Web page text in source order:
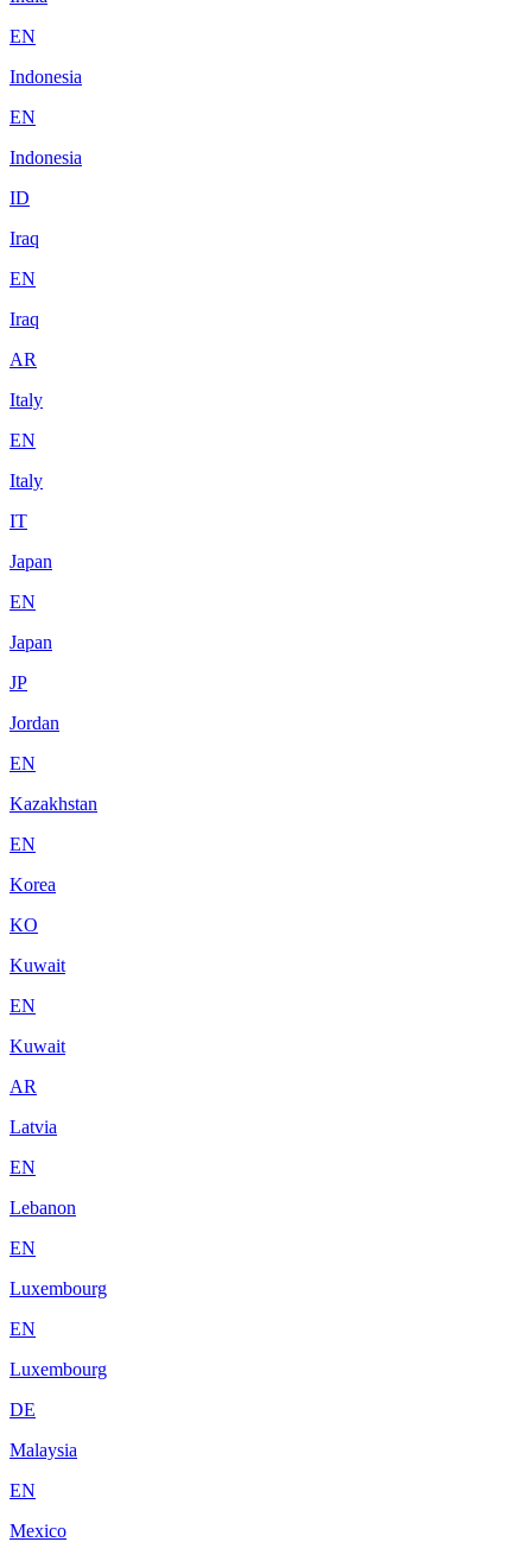
EN
Indonesia
EN
Indonesia
ID
Iraq
EN
Iraq
AR
Italy
EN
Italy
IT
Japan
EN
Japan
JP
Jordan
EN
Kazakhstan
EN
Korea
KO
Kuwait
EN
Kuwait
AR
Latvia
EN
Lebanon
EN
Luxembourg
EN
Luxembourg
DE
Malaysia
EN
Mexico